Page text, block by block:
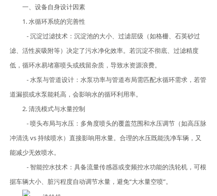
一、设备自身设计因素
1. 水循环系统的完善性
- 沉淀过滤技术：沉淀池的大小、过滤层级（如格栅、石英砂过
滤、活性炭吸附等）决定了污水净化效率。若沉淀不彻底、过滤精度
低，循环水易堵塞喷头或残留杂质，导致水资源浪费。
- 水泵与管道设计：水泵功率与管道布局需匹配水循环需求，若管
道漏损或水泵能耗高，会影响水的循环利用率。
2. 清洗模式与水量控制
- 喷头布局与水压：多角度喷头的覆盖范围和水压调节（如高压脉
冲清洗 vs 持续喷水）直接影响用水量。合理的水压既能洗净车辆，又
能减少无效喷水。
- 智能控水技术：具备流量传感器或变频控水功能的洗轮机，可根
据车辆大小、脏污程度自动调节水量，避免“大水量空喷”。